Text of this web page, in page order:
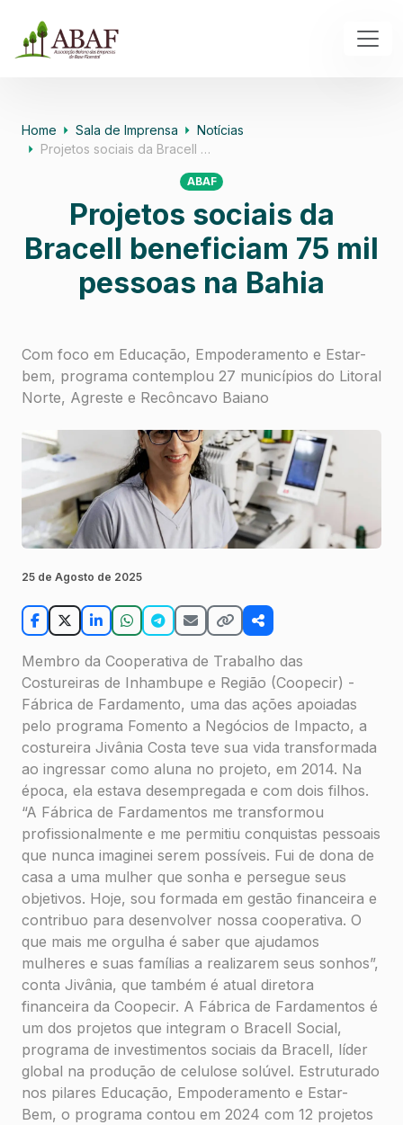
Home Sala de Imprensa
Notícias
Projetos sociais da Bracell …
ABAF
Projetos sociais da
Bracell beneficiam 75 mil
pessoas na Bahia
Com foco em Educação, Empoderamento e Estar-
bem, programa contemplou 27 municípios do Litoral
Norte, Agreste e Recôncavo Baiano
25 de Agosto de 2025
Membro da Cooperativa de Trabalho das
Costureiras de Inhambupe e Região (Coopecir) -
Fábrica de Fardamento, uma das ações apoiadas
pelo programa Fomento a Negócios de Impacto, a
costureira Jivânia Costa teve sua vida transformada
ao ingressar como aluna no projeto, em 2014. Na
época, ela estava desempregada e com dois filhos.
“A Fábrica de Fardamentos me transformou
profissionalmente e me permitiu conquistas pessoais
que nunca imaginei serem possíveis. Fui de dona de
casa a uma mulher que sonha e persegue seus
objetivos. Hoje, sou formada em gestão financeira e
contribuo para desenvolver nossa cooperativa. O
que mais me orgulha é saber que ajudamos
mulheres e suas famílias a realizarem seus sonhos”,
conta Jivânia, que também é atual diretora
financeira da Coopecir. A Fábrica de Fardamentos é
um dos projetos que integram o Bracell Social,
programa de investimentos sociais da Bracell, líder
global na produção de celulose solúvel. Estruturado
nos pilares Educação, Empoderamento e Estar-
Bem, o programa contou em 2024 com 12 projetos